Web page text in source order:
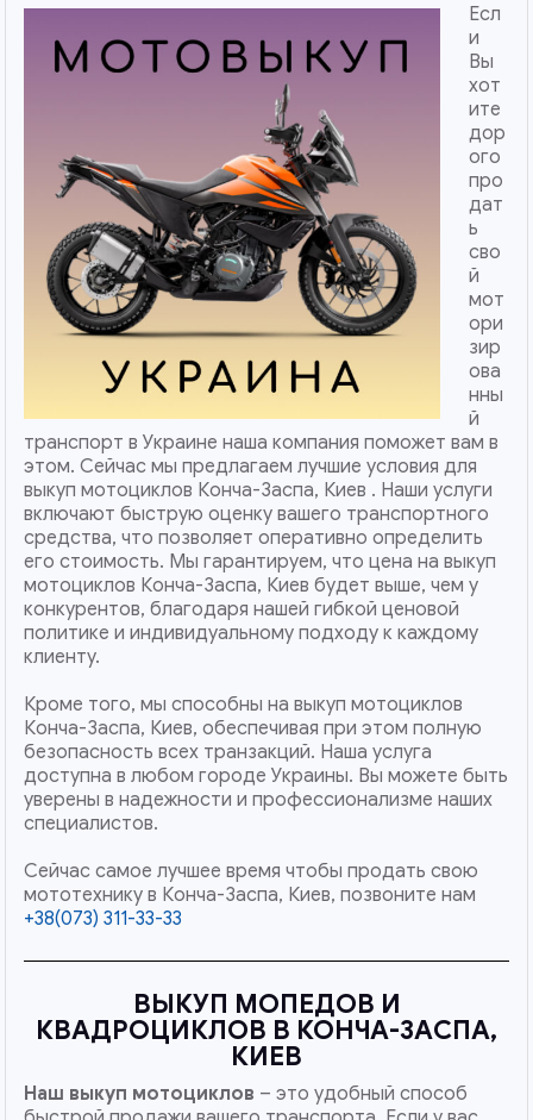
Есл
и
Вы
хот
ите
дор
ого
про
дат
ь
сво
й
мот
ори
зир
ова
нны
й
транспорт в Украине наша компания поможет вам в
этом. Сейчас мы предлагаем лучшие условия для
выкуп мотоциклов Конча-Заспа, Киев . Наши услуги
включают быструю оценку вашего транспортного
средства, что позволяет оперативно определить
его стоимость. Мы гарантируем, что цена на выкуп
мотоциклов Конча-Заспа, Киев будет выше, чем у
конкурентов, благодаря нашей гибкой ценовой
политике и индивидуальному подходу к каждому
клиенту.
Кроме того, мы способны на выкуп мотоциклов
Конча-Заспа, Киев, обеспечивая при этом полную
безопасность всех транзакций. Наша услуга
доступна в любом городе Украины. Вы можете быть
уверены в надежности и профессионализме наших
специалистов.
Сейчас самое лучшее время чтобы продать свою
мототехнику в Конча-Заспа, Киев, позвоните нам
+38(073) 311-33-33
ВЫКУП МОПЕДОВ И
КВАДРОЦИКЛОВ В КОНЧА-ЗАСПА,
КИЕВ
Наш выкуп мотоциклов – это удобный способ